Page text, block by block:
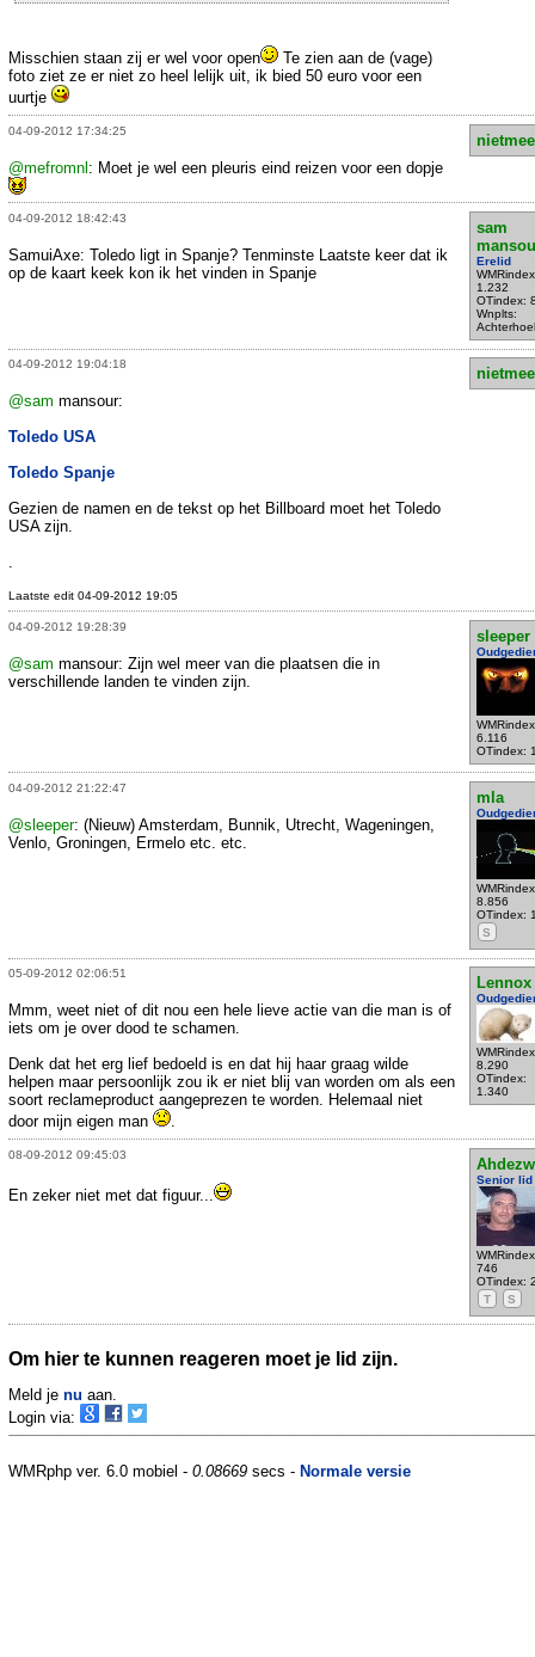
Misschien staan zij er wel voor open
Te zien aan de (vage)
foto ziet ze er niet zo heel lelijk uit, ik bied 50 euro voor een
uurtje
04-09-2012 17:34:25
@mefromnl : Moet je wel een pleuris eind reizen voor een dopje
04-09-2012 18:42:43
sam
Erelid
1.232
OTindex:
Wnplts:
SamuiAxe: Toledo ligt in Spanje? Tenminste Laatste keer dat ik
op de kaart keek kon ik het vinden in Spanje
04-09-2012 19:04:18
@sam mansour:
Toledo USA
Toledo Spanje
Gezien de namen en de tekst op het Billboard moet het Toledo
USA zijn.
.
Laatste edit 04-09-2012 19:05
04-09-2012 19:28:39
sleeper
6.116
OTindex:
@sam mansour: Zijn wel meer van die plaatsen die in
verschillende landen te vinden zijn.
04-09-2012 21:22:47
mla
8.856
OTindex:
S
@sleeper: (Nieuw) Amsterdam, Bunnik, Utrecht, Wageningen,
Venlo, Groningen, Ermelo etc. etc.
05-09-2012 02:06:51
Lennox
8.290
OTindex:
1.340
Mmm, weet niet of dit nou een hele lieve actie van die man is of
iets om je over dood te schamen.
Denk dat het erg lief bedoeld is en dat hij haar graag wilde
helpen maar persoonlijk zou ik er niet blij van worden om als een
soort reclameproduct aangeprezen te worden. Helemaal niet
door mijn eigen man
.
08-09-2012 09:45:03
Senior lid
746
OTindex:
T
S
En zeker niet met dat figuur...
Om hier te kunnen reageren moet je lid zijn.
Meld je nu aan.
Login via:
WMRphp ver. 6.0 mobiel - 0.08669 secs - Normale versie